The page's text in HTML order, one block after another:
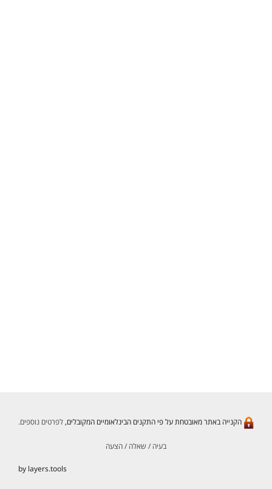
הקנייה באתר מאובטחת על פי התקנים הבינלאומיים המקובלים,לפרטים נוספים.
בעיה / שאלה / הצעה
by layers.tools